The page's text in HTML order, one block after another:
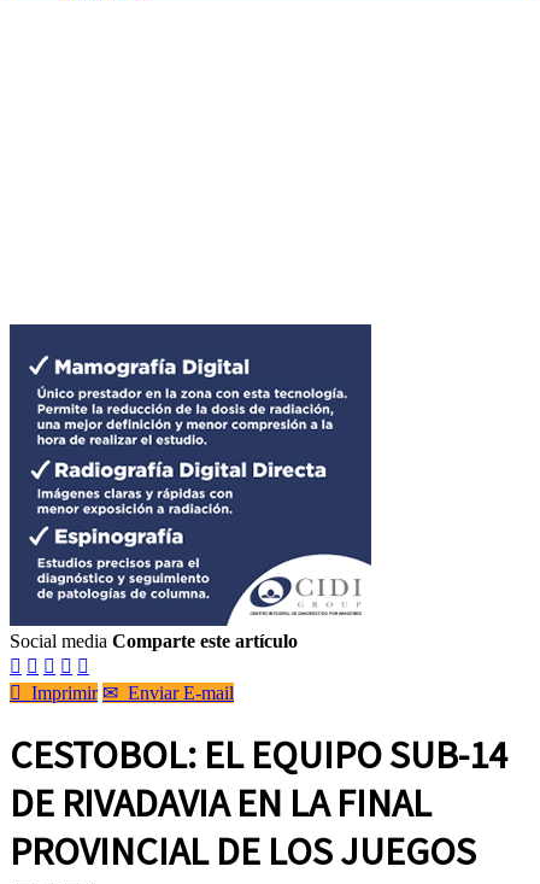
Social media Comparte este artículo
    
 Imprimir ✉ Enviar E-mail
CESTOBOL: EL EQUIPO SUB-14
DE RIVADAVIA EN LA FINAL
PROVINCIAL DE LOS JUEGOS